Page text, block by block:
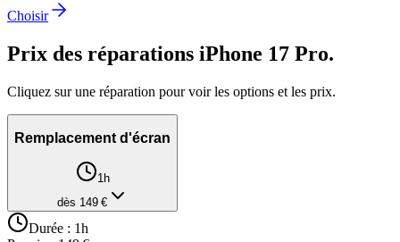
Choisir
Prix des réparations iPhone 17 Pro.
Cliquez sur une réparation pour voir les options et les prix.
Remplacement d'écran
1h
dès 149€
Durée : 1h